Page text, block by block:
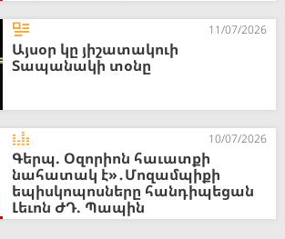
11/07/2026
Այսօր կը յիշատակուի
Տապանակի տօնը
10/07/2026
Գերպ. Օզորիոն հաւատքի
նահատակ է»․Մոզամպիքի
եպիսկոպոսները հանդիպեցան
Լեւոն ԺԴ. Պապին